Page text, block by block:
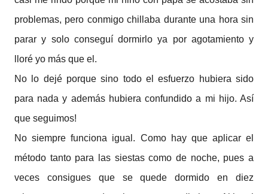
problemas, pero conmigo chillaba durante una hora sin
parar y solo conseguí dormirlo ya por agotamiento y
lloré yo más que el.
No lo dejé porque sino todo el esfuerzo hubiera sido
para nada y además hubiera confundido a mi hijo. Así
que seguimos!
No siempre funciona igual. Como hay que aplicar el
método tanto para las siestas como de noche, pues a
veces consigues que se quede dormido en diez